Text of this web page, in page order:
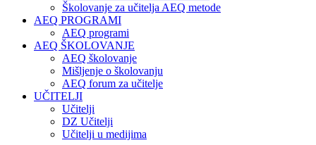
Školovanje za učitelja AEQ metode
AEQ PROGRAMI
AEQ programi
AEQ ŠKOLOVANJE
AEQ školovanje
Mišljenje o školovanju
AEQ forum za učitelje
UČITELJI
Učitelji
DZ Učitelji
Učitelji u medijima